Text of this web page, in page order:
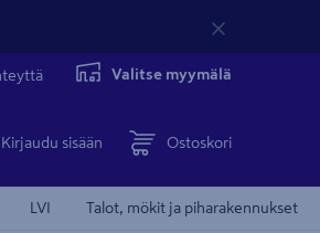
Valitse myymälä
Kirjaudu sisään Ostoskori
LVI Talot, mökit ja piharakennukset